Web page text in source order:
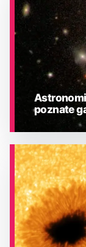
poznate